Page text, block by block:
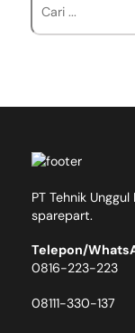
PT Tehnik
sparepart.
Telepon/
0816-223-223
08111-330-137